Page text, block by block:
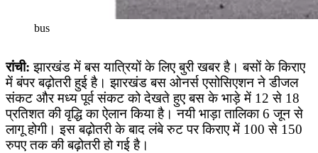
bus
रांची: झारखंड में बस यात्रियों के लिए बुरी खबर है। बसों के किराए
में बंपर बढ़ोतरी हुई है। झारखंड बस ओनर्स एसोसिएशन ने डीजल
संकट और मध्य पूर्व संकट को देखते हुए बस के भाड़े में 12 से 18
प्रतिशत की वृद्धि का ऐलान किया है। नयी भाड़ा तालिका 6 जून से
लागू होगी। इस बढ़ोतरी के बाद लंबे रुट पर किराए में 100 से 150
रुपए तक की बढ़ोतरी हो गई है।